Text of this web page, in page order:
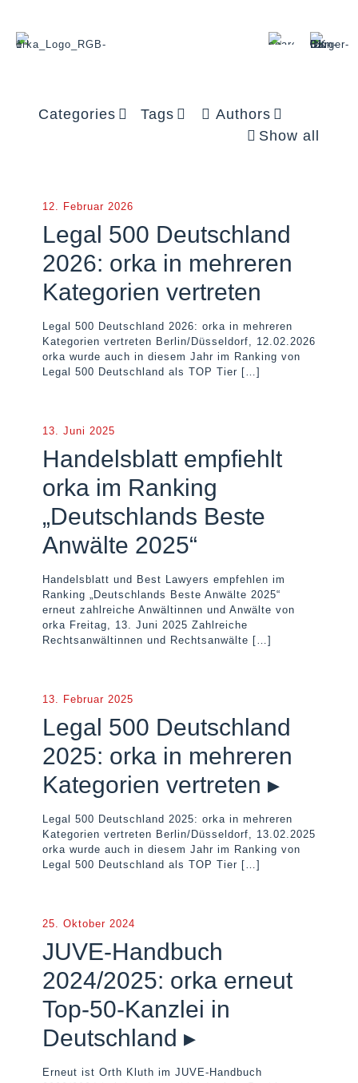
Categories Tags
Authors
Show all
12. Februar 2026
Legal 500 Deutschland
2026: orka in mehreren
Kategorien vertreten
Legal 500 Deutschland 2026: orka in mehreren
Kategorien vertreten Berlin/Düsseldorf, 12.02.2026
orka wurde auch in diesem Jahr im Ranking von
Legal 500 Deutschland als TOP Tier […]
13. Juni 2025
Handelsblatt empfiehlt
orka im Ranking
„Deutschlands Beste
Anwälte 2025“
Handelsblatt und Best Lawyers empfehlen im
Ranking „Deutschlands Beste Anwälte 2025“
erneut zahlreiche Anwältinnen und Anwälte von
orka Freitag, 13. Juni 2025 Zahlreiche
Rechtsanwältinnen und Rechtsanwälte […]
13. Februar 2025
Legal 500 Deutschland
2025: orka in mehreren
Kategorien vertreten ▸
Legal 500 Deutschland 2025: orka in mehreren
Kategorien vertreten Berlin/Düsseldorf, 13.02.2025
orka wurde auch in diesem Jahr im Ranking von
Legal 500 Deutschland als TOP Tier […]
25. Oktober 2024
JUVE-Handbuch
2024/2025: orka erneut
Top-50-Kanzlei in
Deutschland ▸
Erneut ist Orth Kluth im JUVE-Handbuch